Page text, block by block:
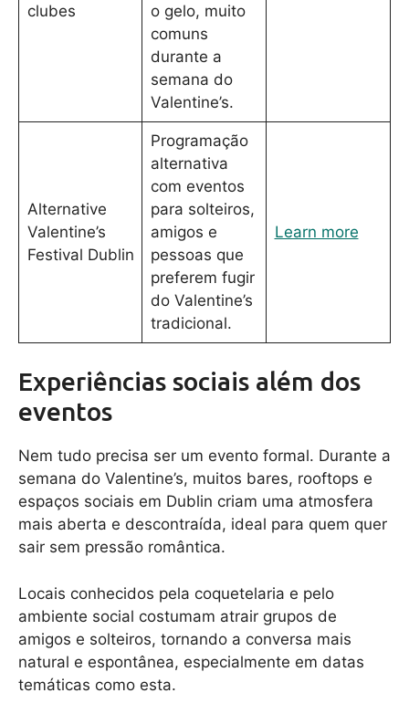
clubes
o gelo, muito
comuns
durante a
semana do
Valentine’s.
Alternative
Valentine’s
Festival Dublin
Programação
alternativa
com eventos
para solteiros,
amigos e
pessoas que
preferem fugir
do Valentine’s
tradicional.
Learn more
Experiências sociais além dos
eventos
Nem tudo precisa ser um evento formal. Durante a
semana do Valentine’s, muitos bares, rooftops e
espaços sociais em Dublin criam uma atmosfera
mais aberta e descontraída, ideal para quem quer
sair sem pressão romântica.
Locais conhecidos pela coquetelaria e pelo
ambiente social costumam atrair grupos de
amigos e solteiros, tornando a conversa mais
natural e espontânea, especialmente em datas
temáticas como esta.